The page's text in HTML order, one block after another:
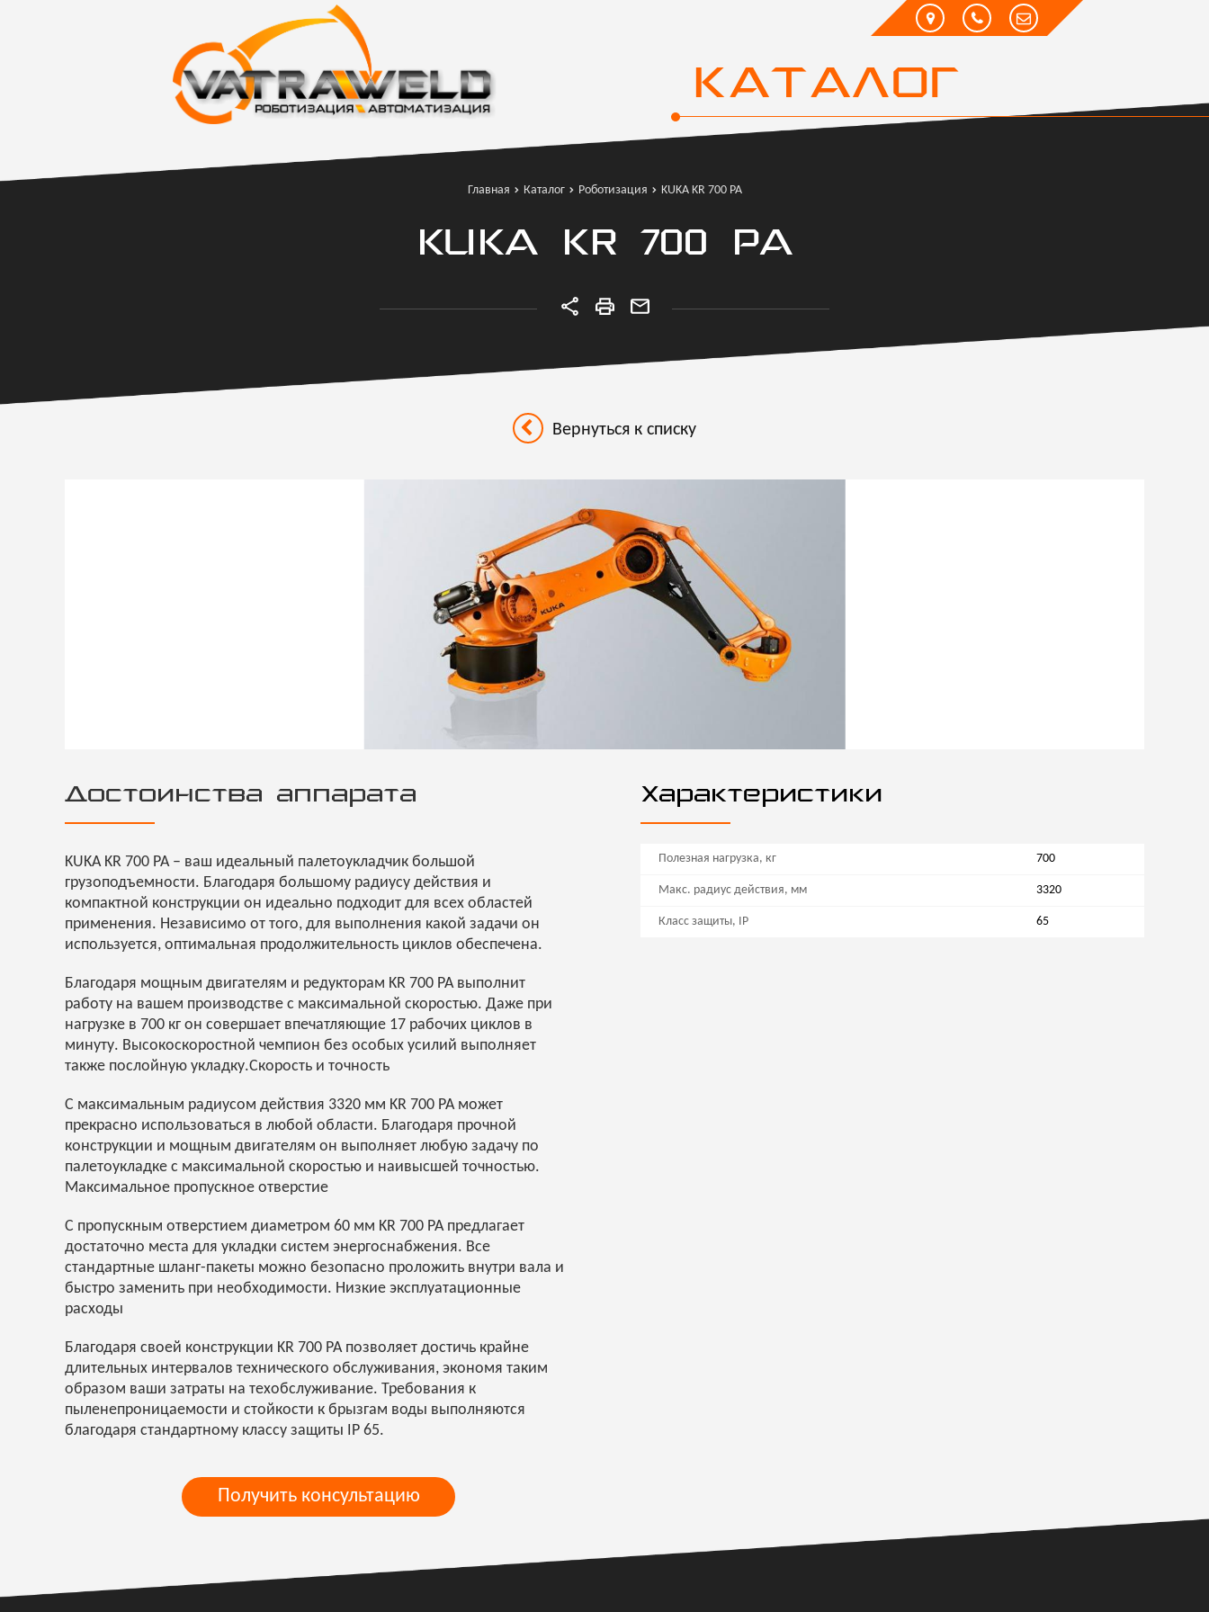
КАТАЛОГ
Главная Каталог Роботизация KUKA KR 700 PA
KUKA KR 700 PA
Вернуться к списку
Достоинства аппарата
KUKA KR 700 PA – ваш идеальный палетоукладчик большой
грузоподъемности. Благодаря большому радиусу действия и
компактной конструкции он идеально подходит для всех областей
применения. Независимо от того, для выполнения какой задачи он
используется, оптимальная продолжительность циклов обеспечена.
Благодаря мощным двигателям и редукторам KR 700 PA выполнит
работу на вашем производстве с максимальной скоростью. Даже при
нагрузке в 700 кг он совершает впечатляющие 17 рабочих циклов в
минуту. Высокоскоростной чемпион без особых усилий выполняет
также послойную укладку.Скорость и точность
С максимальным радиусом действия 3320 мм KR 700 PA может
прекрасно использоваться в любой области. Благодаря прочной
конструкции и мощным двигателям он выполняет любую задачу по
палетоукладке с максимальной скоростью и наивысшей точностью.
Максимальное пропускное отверстие
С пропускным отверстием диаметром 60 мм KR 700 PA предлагает
достаточно места для укладки систем энергоснабжения. Все
стандартные шланг-пакеты можно безопасно проложить внутри вала и
быстро заменить при необходимости. Низкие эксплуатационные
расходы
Благодаря своей конструкции KR 700 PA позволяет достичь крайне
длительных интервалов технического обслуживания, экономя таким
образом ваши затраты на техобслуживание. Требования к
пыленепроницаемости и стойкости к брызгам воды выполняются
благодаря стандартному классу защиты IP 65.
Получить консультацию
Характеристики
Полезная нагрузка, кг 700
Макс. радиус действия, мм 3320
Класс защиты, IP 65